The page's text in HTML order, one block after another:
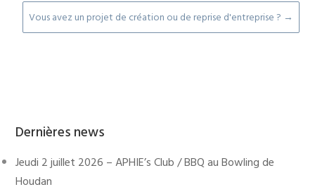
Vous avez un projet de création ou de reprise d'entreprise ? →
Dernières news
Jeudi 2 juillet 2026 – APHIE’s Club / BBQ au Bowling de
Houdan